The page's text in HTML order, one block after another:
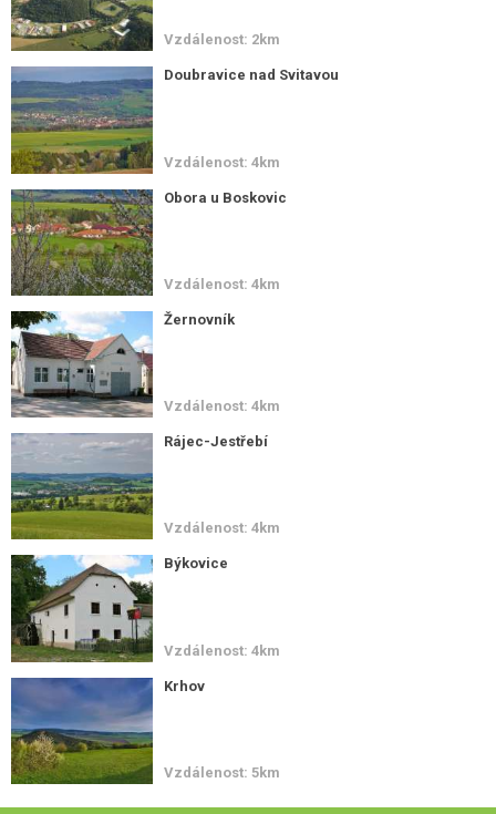
Vzdálenost: 2km
Doubravice nad Svitavou
Vzdálenost: 4km
Obora u Boskovic
Vzdálenost: 4km
Žernovník
Vzdálenost: 4km
Rájec-Jestřebí
Vzdálenost: 4km
Býkovice
Vzdálenost: 4km
Krhov
Vzdálenost: 5km